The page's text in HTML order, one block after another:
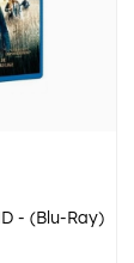
- (Blu-Ray)